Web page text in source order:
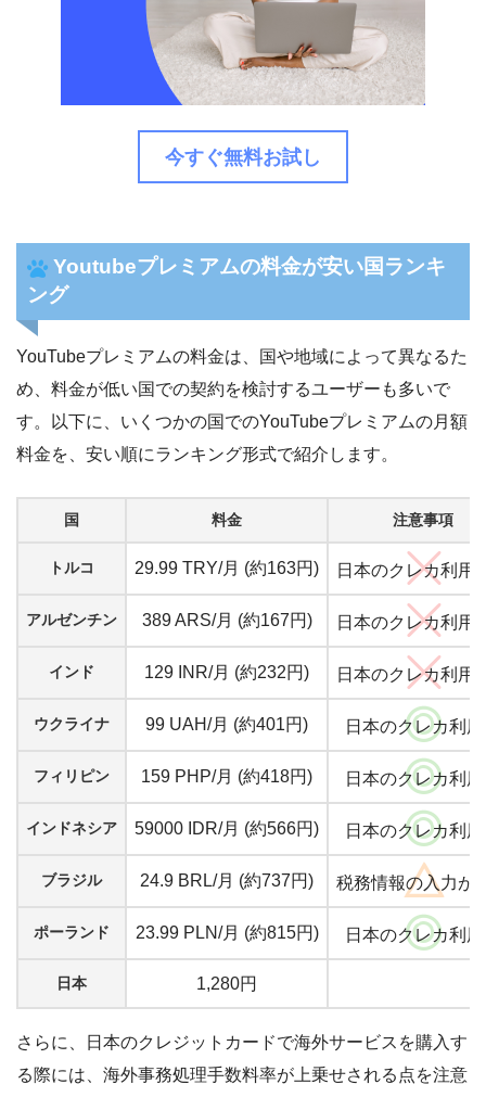
今すぐ無料お試し
Youtubeプレミアムの料金が安い国ランキ
ング
YouTubeプレミアムの料金は、国や地域によって異なるた
め、料金が低い国での契約を検討するユーザーも多いで
す。以下に、いくつかの国でのYouTubeプレミアムの月額
料金を、安い順にランキング形式で紹介します。
国 料金 注意事項
トルコ 29.99 TRY/月 (約163円) 日本のクレカ利用
アルゼンチン 389 ARS/月 (約167円) 日本のクレカ利用
インド 129 INR/月 (約232円) 日本のクレカ利用
ウクライナ 99 UAH/月 (約401円) 日本のクレカ利
フィリピン 159 PHP/月 (約418円) 日本のクレカ利
インドネシア 59000 IDR/月 (約566円) 日本のクレカ利
ブラジル 24.9 BRL/月 (約737円) 税務情報の入力が
ポーランド 23.99 PLN/月 (約815円) 日本のクレカ利
日本 1,280円
さらに、日本のクレジットカードで海外サービスを購入す
る際には、海外事務処理手数料率が上乗せされる点を注意